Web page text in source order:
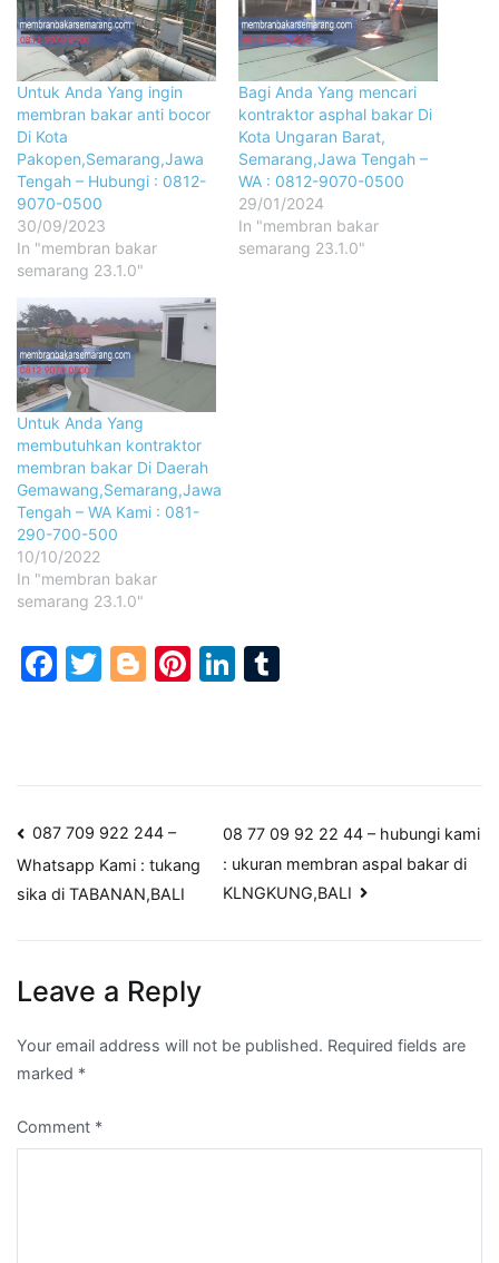
Untuk Anda Yang ingin
membran bakar anti bocor
Di Kota
Pakopen,Semarang,Jawa
Tengah – Hubungi : 0812-
9070-0500
30/09/2023
In "membran bakar
semarang 23.1.0"
Bagi Anda Yang mencari
kontraktor asphal bakar Di
Kota Ungaran Barat,
Semarang,Jawa Tengah –
WA : 0812-9070-0500
29/01/2024
In "membran bakar
semarang 23.1.0"
Untuk Anda Yang
membutuhkan kontraktor
membran bakar Di Daerah
Gemawang,Semarang,Jawa
Tengah – WA Kami : 081-
290-700-500
10/10/2022
In "membran bakar
semarang 23.1.0"
Facebook
Twitter
Blogger
Pinterest
LinkedIn
Post
navigation
087 709 922 244 –
Whatsapp Kami : tukang
sika di TABANAN,BALI
08 77 09 92 22 44 – hubungi kami
: ukuran membran aspal bakar di
KLNGKUNG,BALI
Leave a Reply
Your email address will not be published. Required fields are
marked *
Comment *